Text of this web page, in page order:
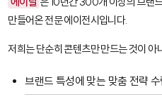
만들어온 전문 에이전시입니다.
저희는 단순히 콘텐츠만 만드는 것이 아
브랜드 특성에 맞는 맞춤 전략 수